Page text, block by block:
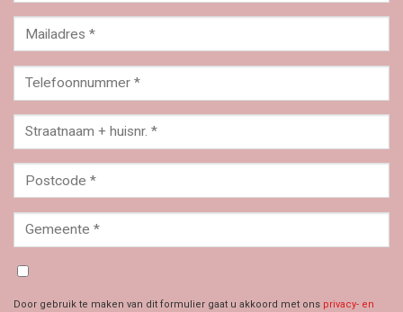
Door gebruik te maken van dit formulier gaat u akkoord met ons privacy- en